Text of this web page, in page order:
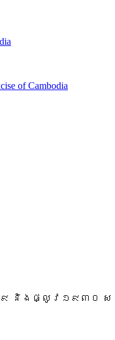
of Cambodia
និងផ្លូវ១៩៣០ ស